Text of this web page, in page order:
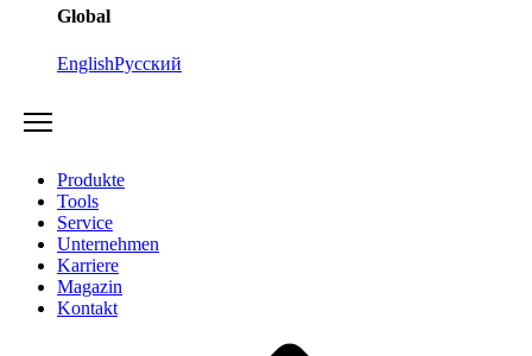
Global
EnglishРусский
Produkte
Tools
Service
Unternehmen
Karriere
Magazin
Kontakt